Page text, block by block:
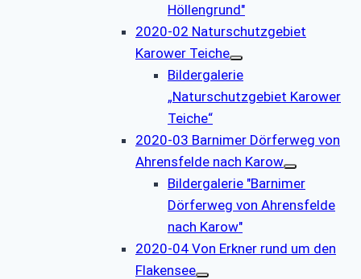
Höllengrund"
2020-02 Naturschutzgebiet
Karower Teiche
Bildergalerie
„Naturschutzgebiet Karower
Teiche“
2020-03 Barnimer Dörferweg von
Ahrensfelde nach Karow
Bildergalerie "Barnimer
Dörferweg von Ahrensfelde
nach Karow"
2020-04 Von Erkner rund um den
Flakensee